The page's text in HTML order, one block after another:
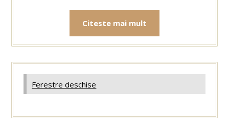
Citeste mai mult
Ferestre deschise